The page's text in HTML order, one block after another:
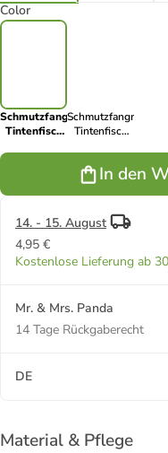
Color
Schmutzfangmatte
Tintenfisch
Gelb Pastell
Schmutzfangmatte
Tintenfisch
In den
14. - 15. August
4,95 €
Kostenlose Lieferung ab
Mr. & Mrs. Panda
14 Tage Rückgaberecht
DE
Material & Pflege